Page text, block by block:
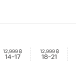
12,999฿
14-17
12,999฿
18-21